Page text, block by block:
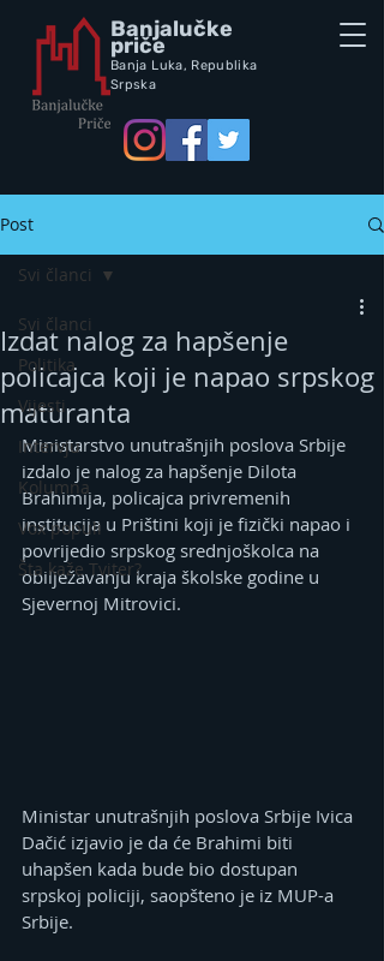
Banjalučke
priče
Banja Luka, Republika
Srpska
Post
Svi članci
Politika
Vijesti
Intervju
Kolumna
Vox populi
Šta kaže Tviter?
Svi članci
Izdat nalog za hapšenje
policajca koji je napao srpskog
maturanta
Ministarstvo unutrašnjih poslova Srbije
izdalo je nalog za hapšenje Dilota
Brahimija, policajca privremenih
institucija u Prištini koji je fizički napao i
povrijedio srpskog srednjoškolca na
obilježavanju kraja školske godine u
Sjevernoj Mitrovici.
Ministar unutrašnjih poslova Srbije Ivica
Dačić izjavio je da će Brahimi biti
uhapšen kada bude bio dostupan
srpskoj policiji, saopšteno je iz MUP-a
Srbije.